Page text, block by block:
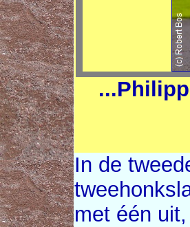
In de
met één